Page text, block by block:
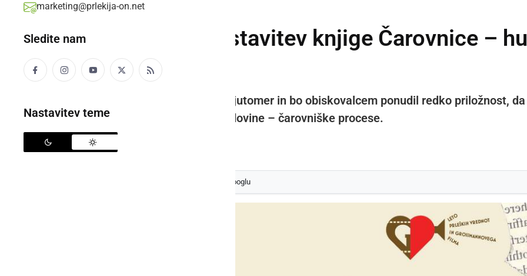
marketing@prlekija-on.net
Sledite nam
Nastavitev teme
KULTURA IN IZOBRAŽEVANJE
Vabljeni na predstavitev knjige Čarovnice –
ali svetnice?
Dogodek bo potekal v Muzeju Ljutomer in bo obiskovalcem ponudil redko priložnost,
najtemačnejših delov naše zgodovine – čarovniške procese.
Prlekija-on.net,
kot svoj prednostni vir na Googlu